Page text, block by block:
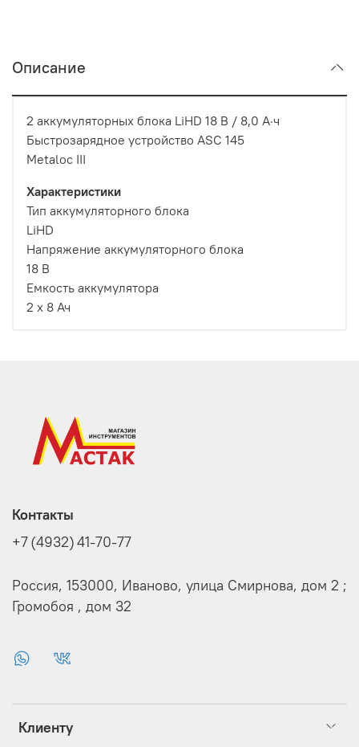
Описание
2 аккумуляторных блока LiHD 18 В / 8,0 А·ч
Быстрозарядное устройство ASC 145
Metaloc III
Характеристики
Тип аккумуляторного блока
LiHD
Напряжение аккумуляторного блока
18 В
Емкость аккумулятора
2 x 8 Ач
Клиенту
Контакты
+7 (4932) 41-70-77
Россия, 153000, Иваново, улица Смирнова, дом 2 ;
Громобоя , дом 32